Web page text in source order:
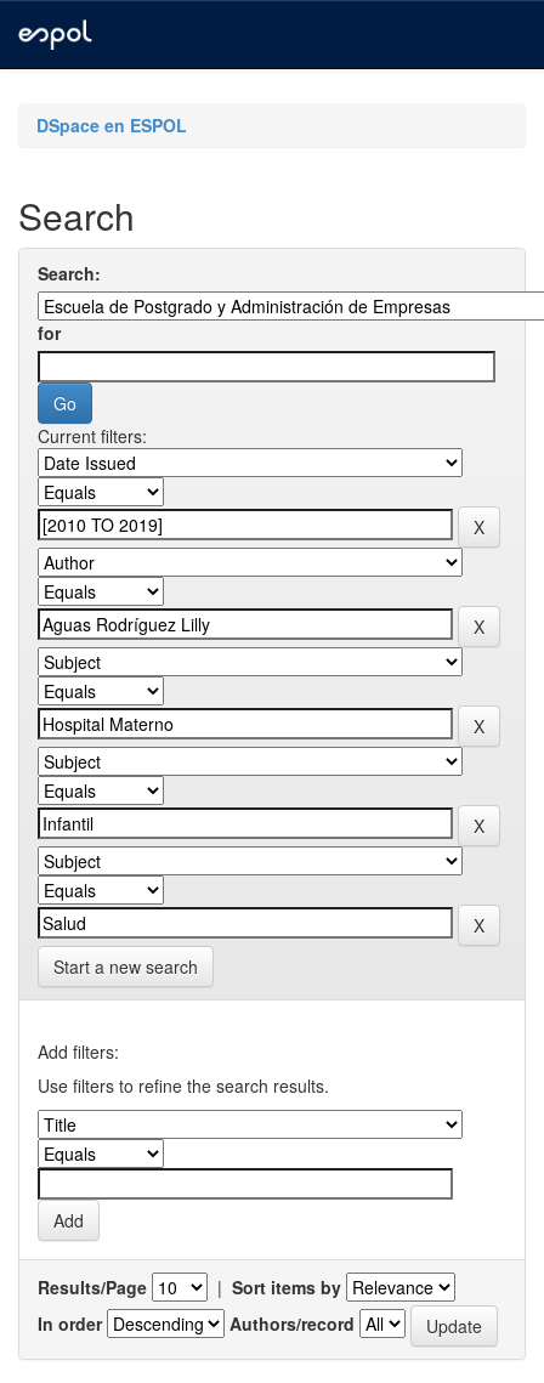
navigationDSpace en ESPOL
Search
Search:
for
Current filters:
Start a new search
Add filters:
Use filters to refine the search results.
Results/Page | Sort items by
In order
Authors/record